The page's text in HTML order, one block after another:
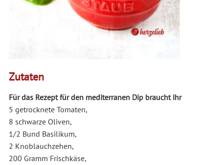
Zutaten
Für das Rezept für den mediterranen Dip braucht ihr
5 getrocknete Tomaten,
8 schwarze Oliven,
1/2 Bund Basilikum,
2 Knoblauchzehen,
200 Gramm Frischkäse,